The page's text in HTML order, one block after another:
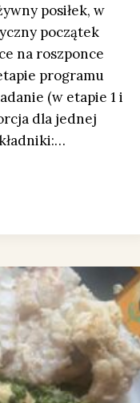
posiłek, w
początek
na roszponce
programu
(w etapie 1 i
dla jednej